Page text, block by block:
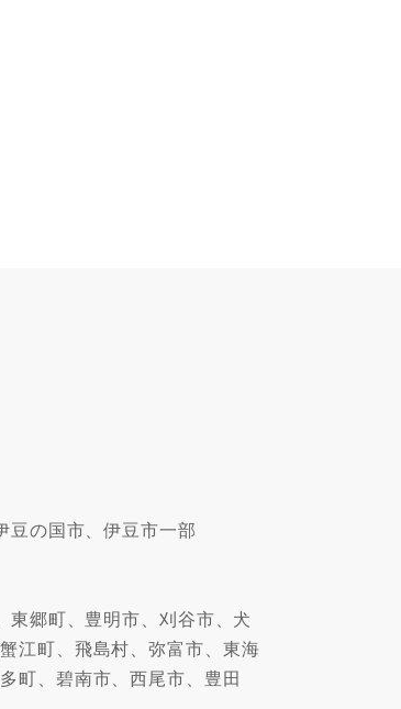
豆の国市、伊豆市一部
東郷町、豊明市、刈谷市、犬
江町、飛島村、弥富市、東海
町、碧南市、西尾市、豊田